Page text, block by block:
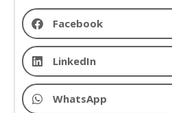
Facebook
LinkedIn
WhatsApp